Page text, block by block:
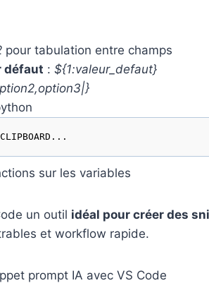
pour tabulation entre champs
défaut : ${1:valeur_defaut}
sur les variables
un outil idéal pour créer des
et workflow rapide.